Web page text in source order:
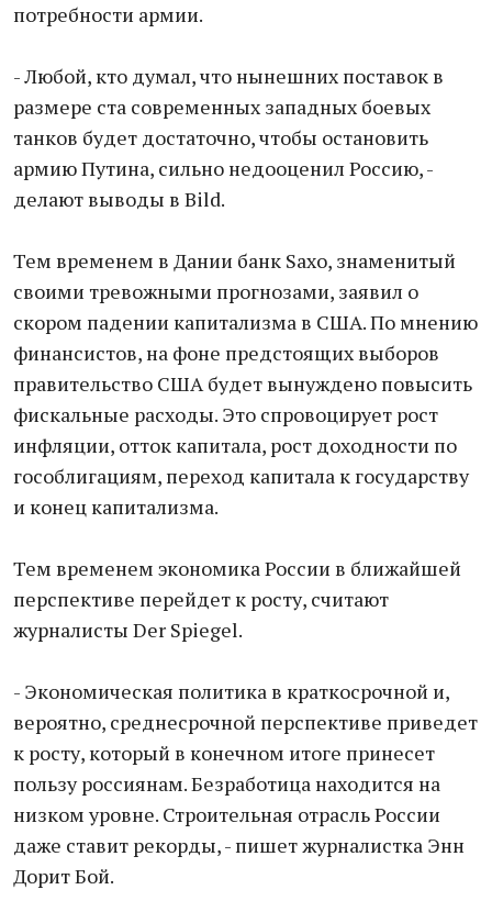
потребности армии.
- Любой, кто думал, что нынешних поставок в
размере ста современных западных боевых
танков будет достаточно, чтобы остановить
армию Путина, сильно недооценил Россию, -
делают выводы в Bild.
Тем временем в Дании банк Saxo, знаменитый
своими тревожными прогнозами, заявил о
скором падении капитализма в США. По мнению
финансистов, на фоне предстоящих выборов
правительство США будет вынуждено повысить
фискальные расходы. Это спровоцирует рост
инфляции, отток капитала, рост доходности по
гособлигациям, переход капитала к государству
и конец капитализма.
Тем временем экономика России в ближайшей
перспективе перейдет к росту, считают
журналисты Der Spiegel.
- Экономическая политика в краткосрочной и,
вероятно, среднесрочной перспективе приведет
к росту, который в конечном итоге принесет
пользу россиянам. Безработица находится на
низком уровне. Строительная отрасль России
даже ставит рекорды, - пишет журналистка Энн
Дорит Бой.